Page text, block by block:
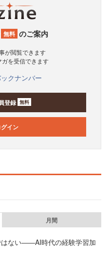
無料 のご案内
が閲覧できます
ガを受信できます
クナンバー
登録 無料
グイン
月間
ない——AI時代の経験学習加